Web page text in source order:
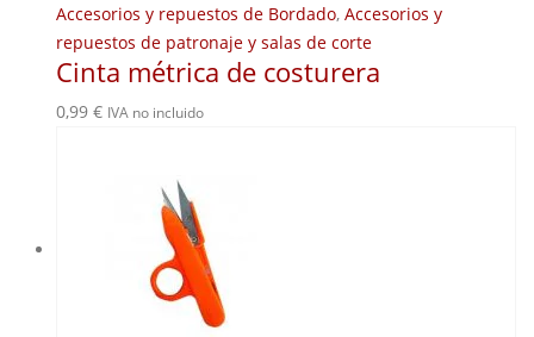
Accesorios y repuestos de Bordado, Accesorios y
repuestos de patronaje y salas de corte
Cinta métrica de costurera
0,99 € IVA no incluido